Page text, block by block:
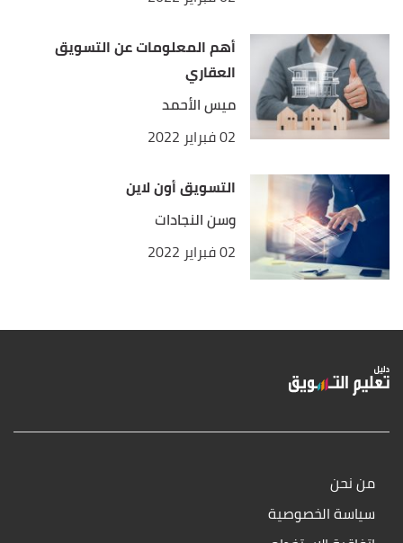
أهم المعلومات عن التسويق
العقاري
ميس الأحمد
02 فبراير 2022
التسويق أون لاين
وسن النجادات
02 فبراير 2022
من نحن
سياسة الخصوصية